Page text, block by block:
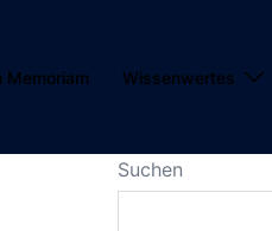
Memoriam Wissenwertes
Suchen